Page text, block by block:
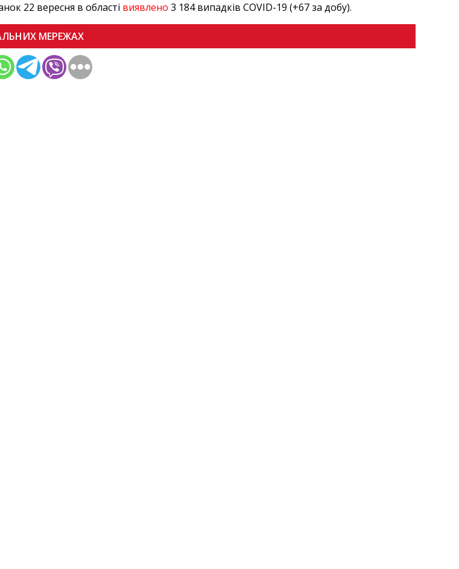
22 вересня в області виявлено 3 184 випадків COVID-19 (+67 за добу).
МЕРЕЖАХ